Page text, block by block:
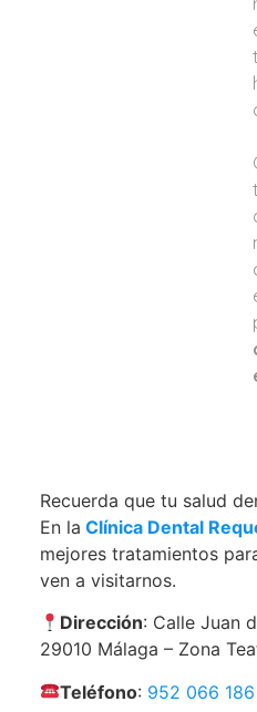
Recuerda que tu salud
En la Clínica Dental
mejores tratamientos
ven a visitarnos.
Dirección: Calle Juan
29010 Málaga – Zona
Teléfono: 952 066 186